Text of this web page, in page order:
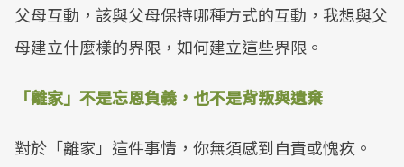
父母互動，該與父母保持哪種方式的互動，我想與父
母建立什麼樣的界限，如何建立這些界限。
「離家」不是忘恩負義，也不是背叛與遺棄
對於「離家」這件事情，你無須感到自責或愧疚。